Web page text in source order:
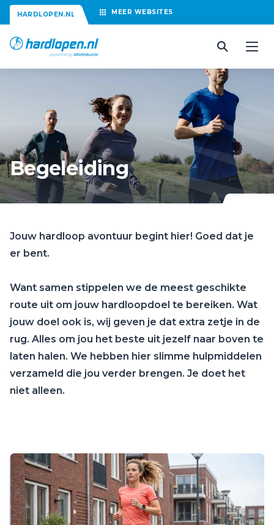
HARDLOPEN.NL MEER WEBSITES
Begeleiding
Jouw hardloop avontuur begint hier! Goed dat je
er bent.
Want samen stippelen we de meest geschikte
route uit om jouw hardloopdoel te bereiken. Wat
jouw doel ook is, wij geven je dat extra zetje in de
rug. Alles om jou het beste uit jezelf naar boven te
laten halen. We hebben hier slimme hulpmiddelen
verzameld die jou verder brengen. Je doet het
niet alleen.